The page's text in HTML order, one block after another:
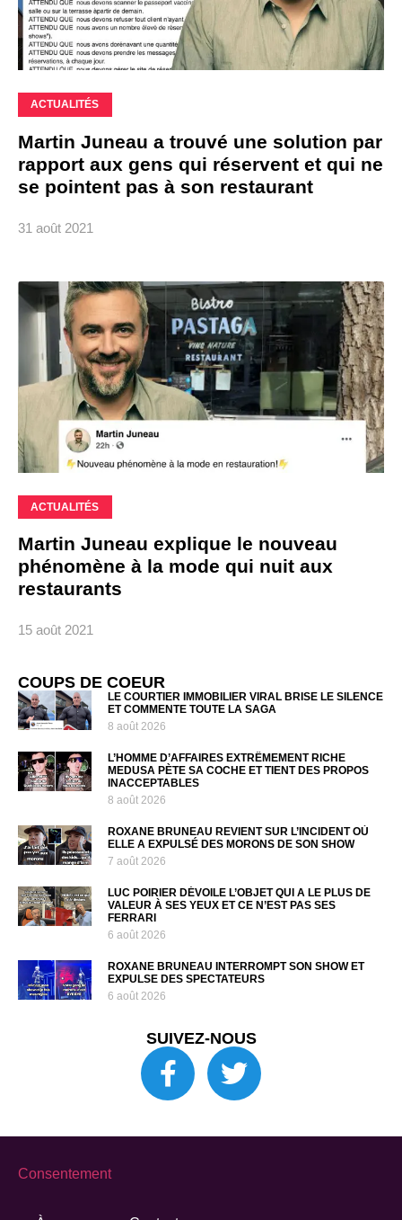
ACTUALITÉS
Martin Juneau a trouvé une solution par
rapport aux gens qui réservent et qui ne
se pointent pas à son restaurant
31 août 2021
ACTUALITÉS
Martin Juneau explique le nouveau
phénomène à la mode qui nuit aux
restaurants
15 août 2021
COUPS DE COEUR
LE COURTIER IMMOBILIER VIRAL BRISE LE SILENCE
ET COMMENTE TOUTE LA SAGA
8 août 2026
L’HOMME D’AFFAIRES EXTRÊMEMENT RICHE
MEDUSA PÈTE SA COCHE ET TIENT DES PROPOS
INACCEPTABLES
8 août 2026
ROXANE BRUNEAU REVIENT SUR L’INCIDENT OÙ
ELLE A EXPULSÉ DES MORONS DE SON SHOW
7 août 2026
LUC POIRIER DÉVOILE L’OBJET QUI A LE PLUS DE
VALEUR À SES YEUX ET CE N’EST PAS SES
FERRARI
6 août 2026
ROXANE BRUNEAU INTERROMPT SON SHOW ET
EXPULSE DES SPECTATEURS
6 août 2026
SUIVEZ-NOUS
Consentement